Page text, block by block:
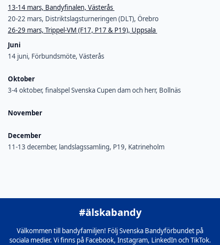
13-14 mars, Bandyfinalen, Västerås
20-22 mars, Distriktslagsturneringen (DLT), Örebro
26-29 mars, Trippel-VM (F17, P17 & P19), Uppsala
Juni
14 juni, Förbundsmöte, Västerås
Oktober
3-4 oktober, finalspel Svenska Cupen dam och herr, Bollnäs
November
December
11-13 december, landslagssamling, P19, Katrineholm
#älskabandy
Välkommen till bandyfamiljen! Följ Svenska Bandyförbundet på
sociala medier. Vi finns på Facebook, Instagram, LinkedIn och TikTok.